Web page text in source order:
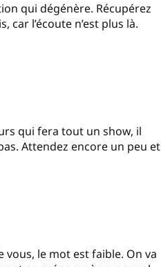
qui dégénère. Récupérez
l’écoute n’est plus là.
qui fera tout un show, il
Attendez encore un peu et
vous, le mot est faible. On va